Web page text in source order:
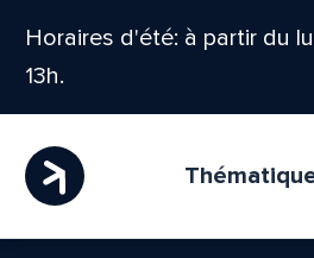
Horaires d'été: à partir du
13h.